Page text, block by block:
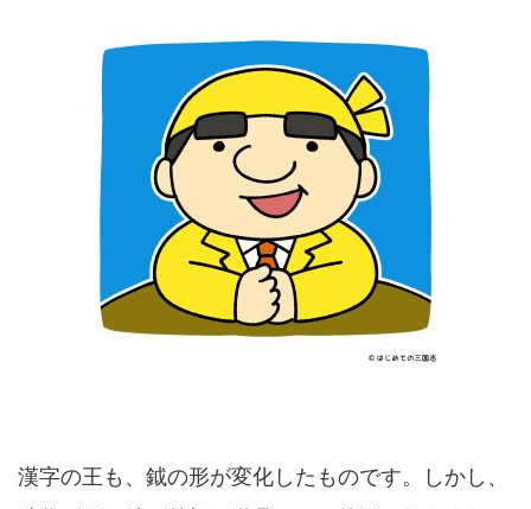
漢字の王も、鉞の形が変化したものです。しかし、